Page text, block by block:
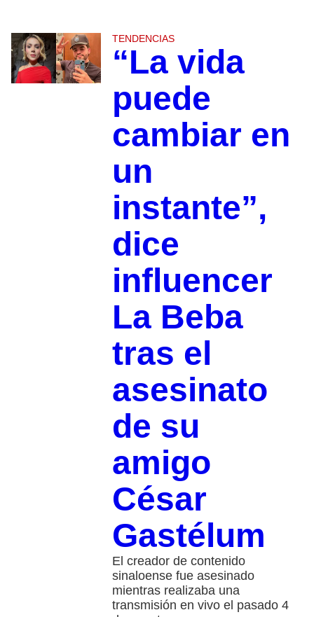
TENDENCIAS
“La vida
puede
cambiar en
un
instante”,
dice
influencer
La Beba
tras el
asesinato
de su
amigo
César
Gastélum
El creador de contenido
sinaloense fue asesinado
mientras realizaba una
transmisión en vivo el pasado 4